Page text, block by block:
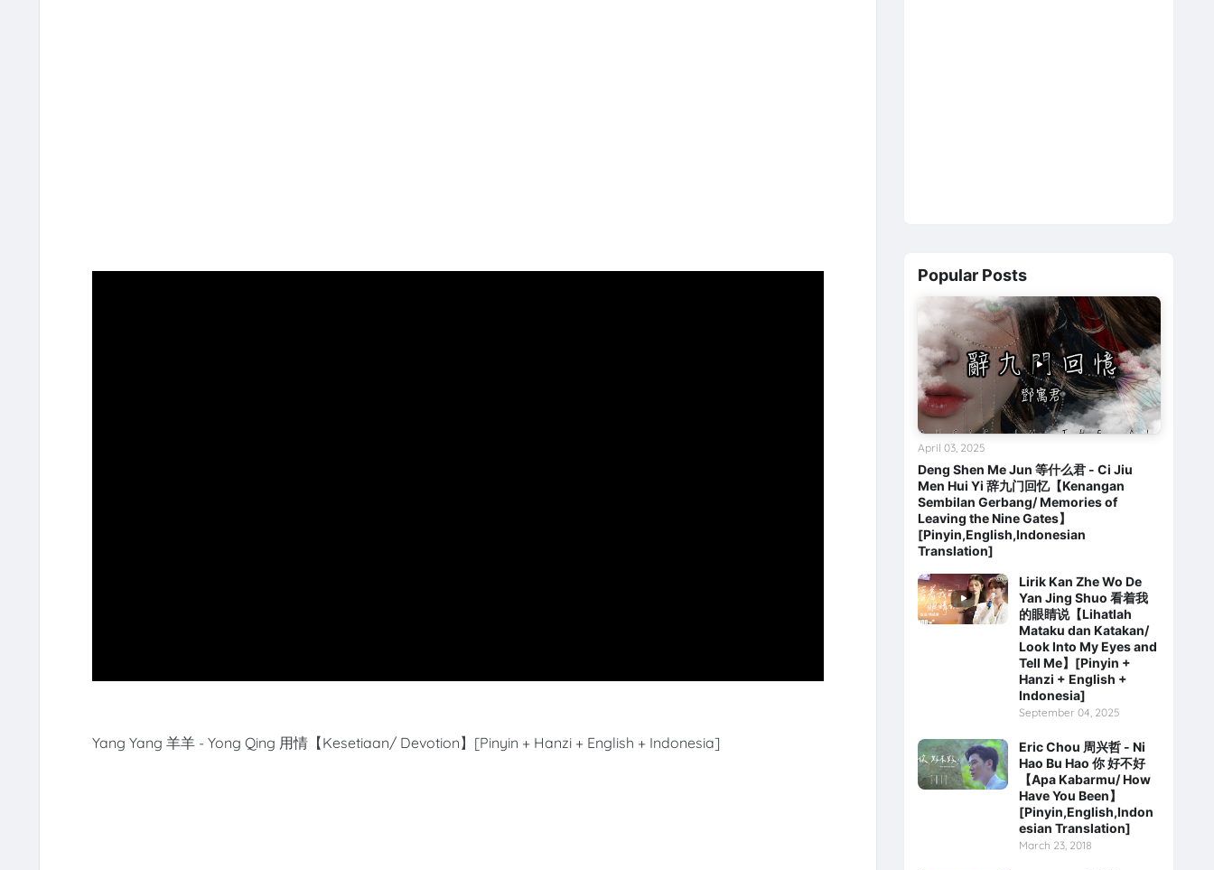
Yang Yang 羊羊 - Yong Qing 用情【Kesetiaan/ Devotion】[Pinyin + Hanzi + English + Indonesia]
Popular Posts
Deng Shen Me Jun 等什么君 - Ci Jiu
Men Hui Yi 辞九门回忆【Kenangan
Sembilan Gerbang/ Memories of
Leaving the Nine Gates】
[Pinyin,English,Indonesian
Translation]
April 03, 2025
Lirik Kan Zhe Wo De
Yan Jing Shuo 看着我
的眼睛说【Lihatlah
Mataku dan Katakan/
Look Into My Eyes and
Tell Me】[Pinyin +
Hanzi + English +
Indonesia]
September 04, 2025
Eric Chou 周兴哲 - Ni
Hao Bu Hao 你 好不好
【Apa Kabarmu/ How
Have You Been】
[Pinyin,English,Indon
esian Translation]
March 23, 2018